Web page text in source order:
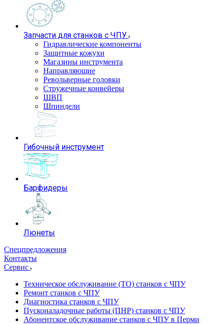
Запчасти для станков с ЧПУ
Гидравлические компоненты
Защитные кожухи
Магазины инструмента
Направляющие
Револьверные головки
Стружечные конвейеры
ШВП
Шпиндели
Гибочный инструмент
Барфидеры
Люнеты
Спецпредложения
Контакты
Сервис
Техническое обслуживание (ТО) станков с ЧПУ
Ремонт станков с ЧПУ
Диагностика станков с ЧПУ
Пусконаладочные работы (ПНР) станков с ЧПУ
Абонентское обслуживание станков с ЧПУ в Перми